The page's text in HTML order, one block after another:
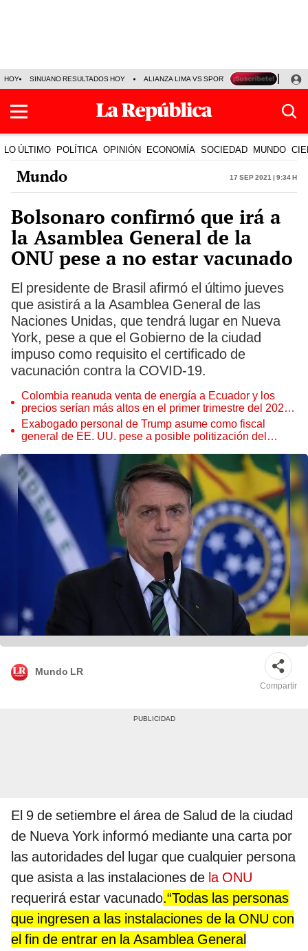
HOY SINUANO RESULTADOS HOY ALIANZA LIMA VS SPORT BOYS JORGE
LO ÚLTIMO POLÍTICA OPINIÓN ECONOMÍA SOCIEDAD MUNDO
Mundo 17 Sep 2021 | 9:34 h
Bolsonaro confirmó que irá a
la Asamblea General de la
ONU pese a no estar vacunado
El presidente de Brasil afirmó el último jueves
que asistirá a la Asamblea General de las
Naciones Unidas, que tendrá lugar en Nueva
York, pese a que el Gobierno de la ciudad
impuso como requisito el certificado de
vacunación contra la COVID-19.
Colombia reanuda venta de energía a Ecuador y los
precios serían más altos en el primer trimestre del 2027,
según Cenace
Exabogado personal de Trump asume como fiscal
general de EE. UU. pese a posible politización del
Mundo LR
Compartir
El 9 de setiembre el área de Salud de la ciudad
de Nueva York informó mediante una carta por
las autoridades del lugar que cualquier persona
que asista a las instalaciones de la ONU
requerirá estar vacunado.“Todas las personas
que ingresen a las instalaciones de la ONU con
el fin de entrar en la Asamblea General